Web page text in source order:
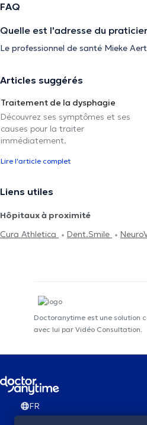
FAQ
Quelle est l'adresse du
Le professionnel de santé Mieke
Articles suggérés
Traitement de la dysphagie
Découvrez ses symptômes et ses
causes pour la traiter
immédiatement.
Lire l'article complet
Liens utiles
Hôpitaux à proximité
Cura Athletica
Dent.Smile
Doctoranytime est une solution
avec lui par Vidéo Consultation.
FR